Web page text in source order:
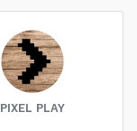
PIXEL PLAY